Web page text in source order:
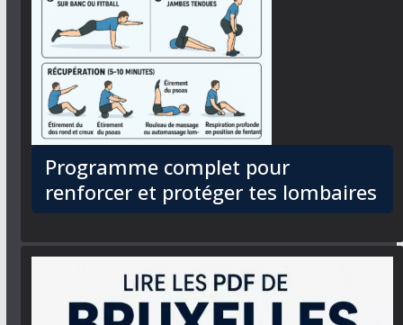
Programme complet pour
renforcer et protéger tes lombaires